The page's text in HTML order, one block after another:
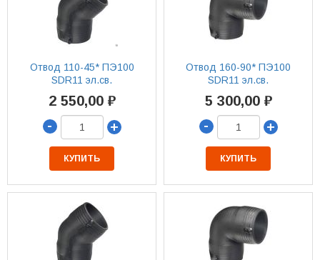
Отвод 110-45* ПЭ100
SDR11 эл.св.
2 550,00 ₽
-
+
КУПИТЬ
Отвод 160-90* ПЭ100
SDR11 эл.св.
5 300,00 ₽
-
+
КУПИТЬ